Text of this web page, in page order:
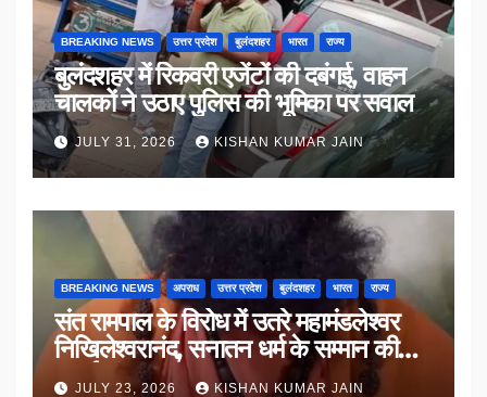
BREAKING NEWS उत्तर प्रदेश बुलंदशहर भारत राज्य
बुलंदशहर में रिकवरी एजेंटों की दबंगई, वाहन
चालकों ने उठाए पुलिस की भूमिका पर सवाल
JULY 31, 2026 KISHAN KUMAR JAIN
BREAKING NEWS अपराध उत्तर प्रदेश बुलंदशहर भारत राज्य
संत रामपाल के विरोध में उतरे महामंडलेश्वर
निखिलेश्वरानंद, सनातन धर्म के सम्मान की
उठाई मांग
JULY 23, 2026 KISHAN KUMAR JAIN